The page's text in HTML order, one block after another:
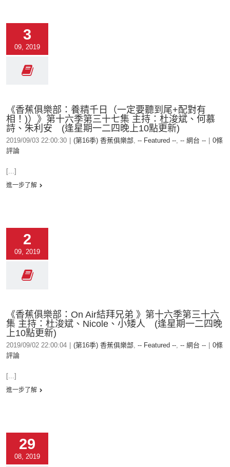
3
09, 2019
《香蕉俱樂部：養精千日（一定要聽到尾+配對有
相！)）》第十六季第三十七集 主持：杜浚斌、何慕
詩、朱利安 (逢星期一二四晚上10點更新)
2019/09/03 22:00:30 (第16季) 香蕉俱樂部, -- Featured --, -- 網台 --
0條
評論
[...]
進一步了解
2
09, 2019
《香蕉俱樂部：On Air結拜兄弟 》第十六季第三十六
集 主持：杜浚斌、Nicole、小矮人 (逢星期一二四晚
上10點更新)
2019/09/02 22:00:04 (第16季) 香蕉俱樂部, -- Featured --, -- 網台 --
0條
評論
[...]
進一步了解
29
08, 2019